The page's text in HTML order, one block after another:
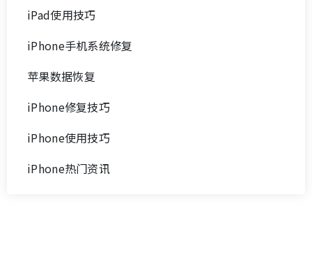
iPad使用技巧
iPhone手机系统修复
苹果数据恢复
iPhone修复技巧
iPhone使用技巧
iPhone热门资讯